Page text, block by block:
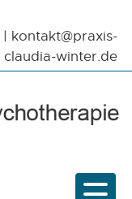
| kontakt@praxis-
claudia-winter.de